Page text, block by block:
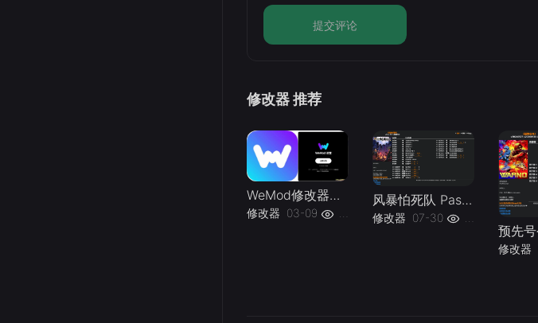
提交评论
修改器 推荐
WeMod修改器高级会员破解版.综合类修改器软件解锁版-
修改器 03-09
风暴怕死队 Pass the Fear v1.0.x Plus 27 Trainer-单机修改器下载-仅支持迅雷（部分修改器仅支持本站游戏本体
修改器 07-30
修改器